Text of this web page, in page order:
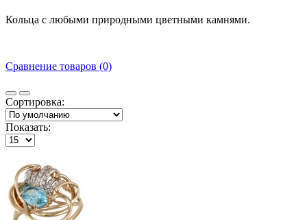
Кольца с любыми природными цветными камнями.
Сравнение товаров (0)
Сортировка:
Показать: